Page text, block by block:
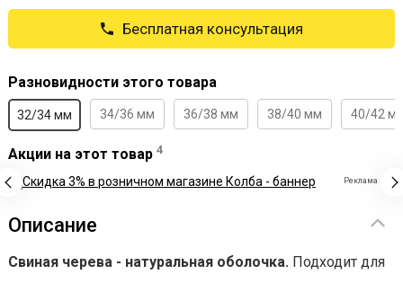
Бесплатная консультация
Разновидности этого товара
32/34 мм 34/36 мм 36/38 мм 38/40 мм 40/42
Акции на этот товар 4
Реклама
Описание
Свиная черева - натуральная оболочка. Подходит для